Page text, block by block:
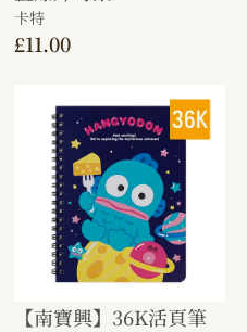
卡特
£11.00
【南寶興】36K活頁筆